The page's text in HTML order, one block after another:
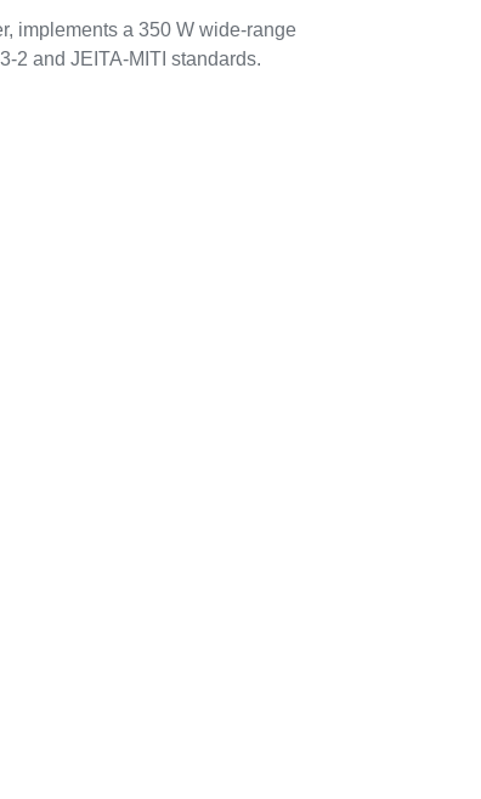
implements a 350 W wide-range
2 and JEITA-MITI standards.